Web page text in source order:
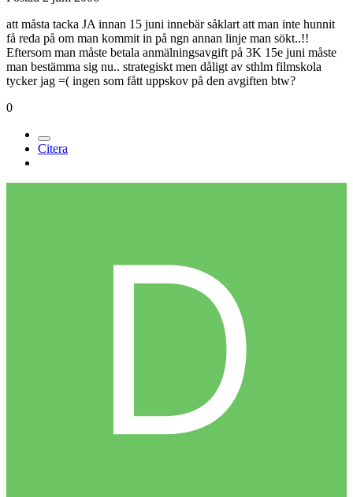
att måsta tacka JA innan 15 juni innebär såklart att man inte hunnit
få reda på om man kommit in på ngn annan linje man sökt..!!
Eftersom man måste betala anmälningsavgift på 3K 15e juni måste
man bestämma sig nu.. strategiskt men dåligt av sthlm filmskola
tycker jag =( ingen som fått uppskov på den avgiften btw?
0
Citera